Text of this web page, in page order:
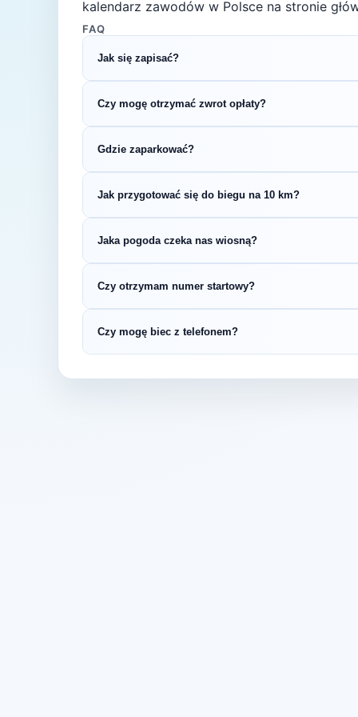
kalendarz zawodów w Polsce na stronie
FAQ
Jak się zapisać?
rejestracyjnym.
Czy mogę otrzymać zwrot opłaty?
Gdzie zaparkować?
organizatora.
Jak przygotować się do biegu na 10 km?
treningi tygodniowo i zadbaj o co najmniej
Jaka pogoda czeka nas wiosną?
wybierz strój warstwowy.
Czy otrzymam numer startowy?
zgodnie z instrukcją organizatora.
Czy mogę biec z telefonem?
odzieży sportowej.